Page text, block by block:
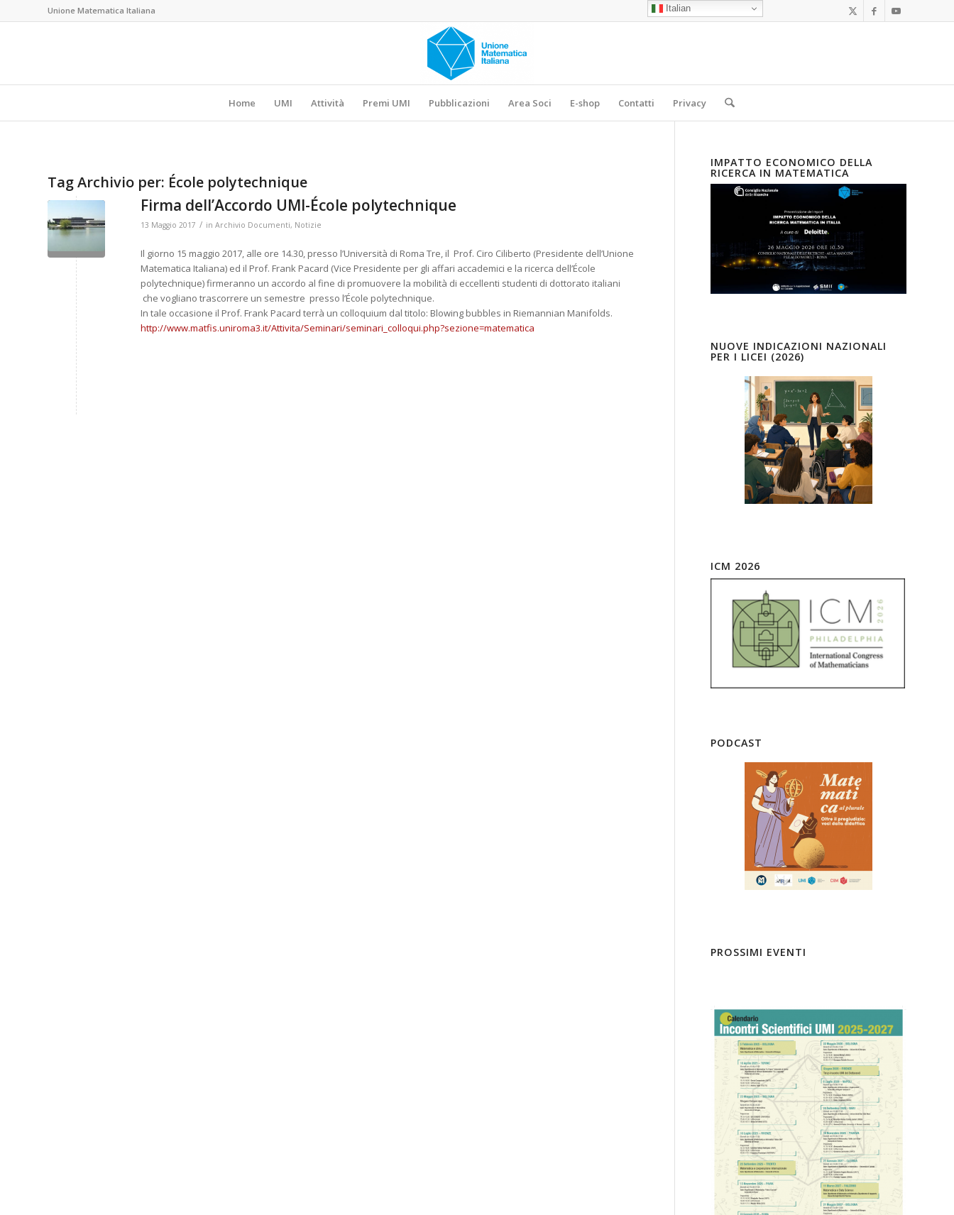
Unione Matematica Italiana
Home UMI Attività Premi UMI Pubblicazioni Area Soci E-shop Contatti Privacy
Tag Archivio per: École polytechnique
Firma dell’Accordo UMI-École polytechnique
13 Maggio 2017 / in Archivio Documenti, Notizie
Il giorno 15 maggio 2017, alle ore 14.30, presso l’Università di Roma Tre, il Prof. Ciro Ciliberto (Presidente dell’Unione
Matematica Italiana) ed il Prof. Frank Pacard (Vice Presidente per gli affari accademici e la ricerca dell’École
polytechnique) firmeranno un accordo al fine di promuovere la mobilità di eccellenti studenti di dottorato italiani
che vogliano trascorrere un semestre presso l’École polytechnique.
In tale occasione il Prof. Frank Pacard terrà un colloquium dal titolo: Blowing bubbles in Riemannian Manifolds.
http://www.matfis.uniroma3.it/Attivita/Seminari/seminari_ colloqui.php?sezione=matematica
IMPATTO ECONOMICO DELLA
RICERCA IN MATEMATICA
NUOVE INDICAZIONI NAZIONALI
PER I LICEI (2026)
ICM 2026
PODCAST
PROSSIMI EVENTI
Italian